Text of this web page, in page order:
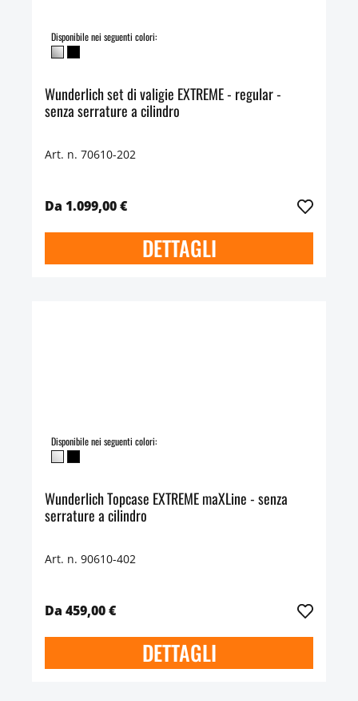
Disponibile nei seguenti colori:
Wunderlich set di valigie EXTREME - regular -
senza serrature a cilindro
Art. n. 70610-202
Da 1.099,00 €
DETTAGLI
Disponibile nei seguenti colori:
Wunderlich Topcase EXTREME maXLine - senza
serrature a cilindro
Art. n. 90610-402
Da 459,00 €
DETTAGLI